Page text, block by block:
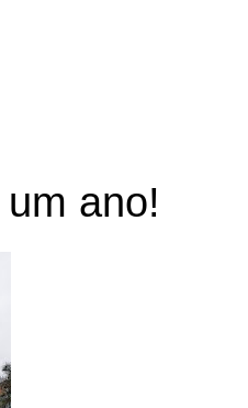
ano!